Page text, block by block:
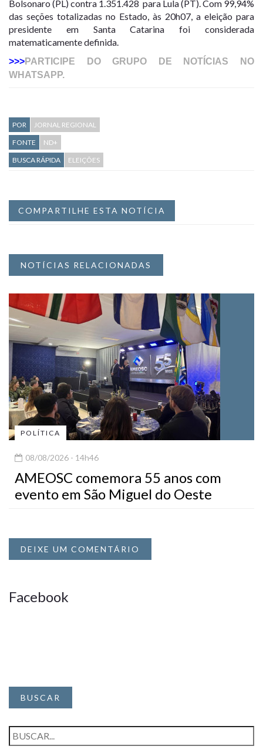
Bolsonaro (PL) contra 1.351.428 para Lula (PT). Com 99,94%
das seções totalizadas no Estado, às 20h07, a eleição para
presidente em Santa Catarina foi considerada
matematicamente definida.
>>>PARTICIPE DO GRUPO DE NOTÍCIAS NO
WHATSAPP.
POR
JORNAL REGIONAL
FONTE
ND+
BUSCA RÁPIDA
ELEIÇÕES
COMPARTILHE ESTA NOTÍCIA
NOTÍCIAS RELACIONADAS
POLÍTICA
08/08/2026 - 14h46
AMEOSC comemora 55 anos com
evento em São Miguel do Oeste
DEIXE UM COMENTÁRIO
Facebook
BUSCAR